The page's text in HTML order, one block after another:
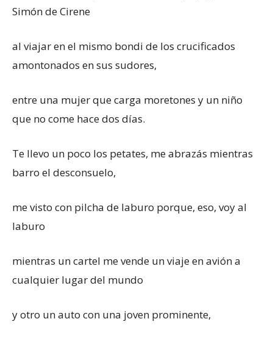
Simón de Cirene
al viajar en el mismo bondi de los crucificados
amontonados en sus sudores,
entre una mujer que carga moretones y un niño
que no come hace dos días.
Te llevo un poco los petates, me abrazás mientras
barro el desconsuelo,
me visto con pilcha de laburo porque, eso, voy al
laburo
mientras un cartel me vende un viaje en avión a
cualquier lugar del mundo
y otro un auto con una joven prominente,